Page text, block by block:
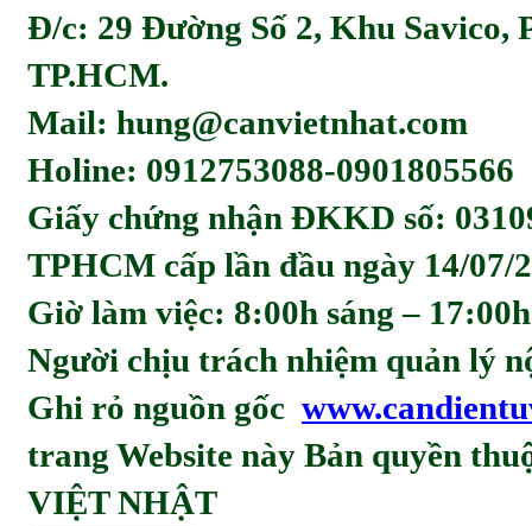
Đ/c: 29 Đường Số 2, Khu Savico,
TP.HCM.
Mail: hung@canvietnhat.com
Holine: 0912753088-0901805566
Giấy chứng nhận ĐKKD số:
TPHCM cấp lần đầu ngày 14/07/
Giờ làm việc: 8:00h sáng –
Người chịu trách nhiệm quản lý
Ghi rỏ nguồn gốc
trang Website này Bản quyền
VIỆT NHẬT